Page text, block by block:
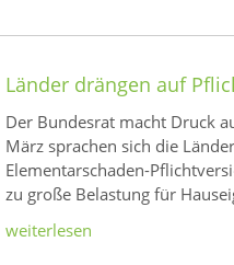
Länder drängen auf
Der Bundesrat macht Druck
März sprachen sich die
Elementarschaden-
zu große Belastung für
weiterlesen